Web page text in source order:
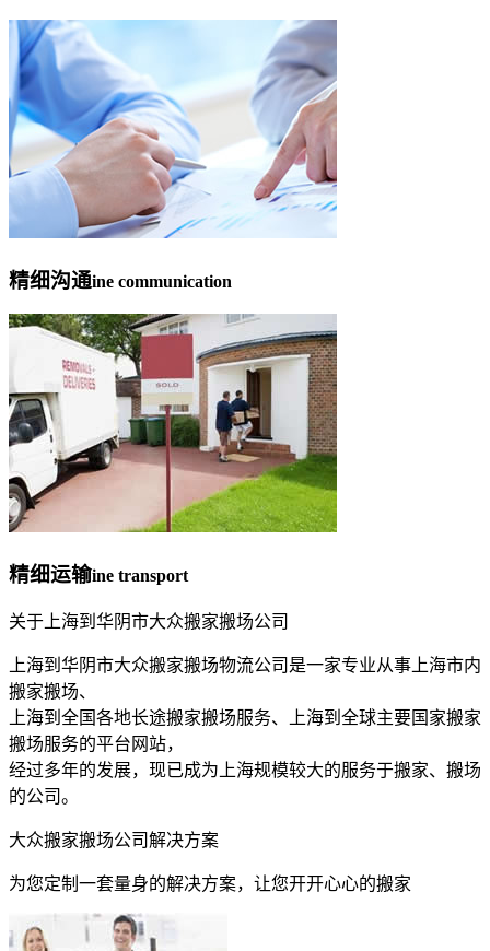
精细沟通ine communication
精细运输ine transport
关于上海到华阴市大众搬家搬场公司
上海到华阴市大众搬家搬场物流公司是一家专业从事上海市内
搬家搬场、
上海到全国各地长途搬家搬场服务、上海到全球主要国家搬家
搬场服务的平台网站，
经过多年的发展，现已成为上海规模较大的服务于搬家、搬场
的公司。
大众搬家搬场公司解决方案
为您定制一套量身的解决方案，让您开开心心的搬家